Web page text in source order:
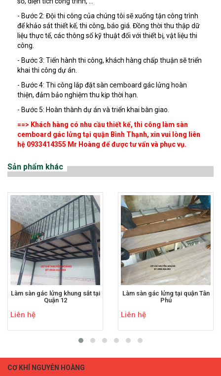
- Bước 2: Đội thi công của chúng tôi sẽ xuống tận công trình
để khảo sát thiết kế, thi công, báo giá. Đồng thời thu thập dữ
liệu thực tế, các thông số kỹ thuật đối với thiết bị, vật liệu thi
công.
- Bước 3: Tiến hành thi công, khách hàng chấp thuận sẽ triển
khai thi công dự án.
- Bước 4: Thi công lắp đặt sàn cemboard gác lửng hoàn
thiện, đảm bảo nghiệm thu kịp thời hạn.
- Bước 5: Hoàn thành dự án và triển khai bàn giao.
==> Khách hàng có nhu cầu thiết kế, thi công làm sàn
cemboard gác lửng tại quận Bình Thạnh, xin vui lòng liên
hệ 0933414355 Mr Hoàng để được tư vấn và phục vụ.
Sản phẩm khác
Làm sàn gác lửng khung sắt tại
Quận 12
Liên hệ
Làm sàn gác lửng tại quận Tân
Phú
Liên hệ
CƠ KHÍ NGUYỄN HOÀNG